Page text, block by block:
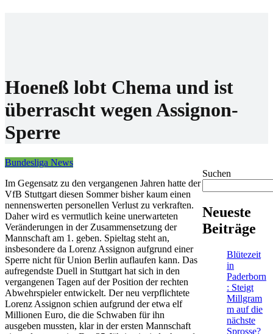
Hoeneß lobt Chema und ist
überrascht wegen Assignon-
Sperre
Bundesliga News
Im Gegensatz zu den vergangenen Jahren hatte der
VfB Stuttgart diesen Sommer bisher kaum einen
nennenswerten personellen Verlust zu verkraften.
Daher wird es vermutlich keine unerwarteten
Veränderungen in der Zusammensetzung der
Mannschaft am 1. geben. Spieltag steht an,
insbesondere da Lorenz Assignon aufgrund einer
Sperre nicht für Union Berlin auflaufen kann. Das
aufregendste Duell in Stuttgart hat sich in den
vergangenen Tagen auf der Position der rechten
Abwehrspieler entwickelt. Der neu verpflichtete
Lorenz Assignon schien aufgrund der etwa elf
Millionen Euro, die die Schwaben für ihn
ausgeben mussten, klar in der ersten Mannschaft
Suchen
Neueste
Beiträge
Blütezeit
in
Paderborn
: Steigt
Millgram
m auf die
nächste
Sprosse?